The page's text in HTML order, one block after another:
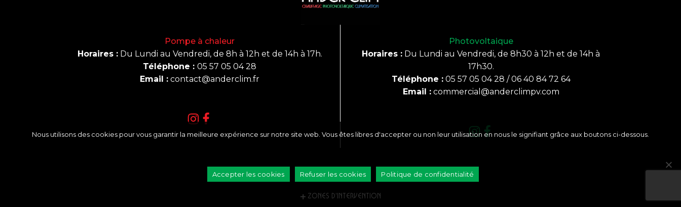
Pompe à chaleur
Horaires :Du Lundi au Vendredi, de 8h à 12h et de 14h à 17h.
Téléphone :05 57 05 04 28
Email : contact@anderclim.fr
Photovoltaique
Horaires : Du Lundi au Vendredi, de 8h30 à 12h et de 14h à
17h30.
Téléphone :05 57 05 04 28 / 06 40 84 72 64
Email :commercial@anderclimpv.com
Zones d'intervention
Nous utilisons des cookies pour vous garantir la meilleure expérience sur notre site web. Vous êtes libres d'accepter ou non leur utilisation en nous le signifiant grâce aux boutons ci-dessous.
Accepter les cookies Refuser les cookies Politique de confidentialité